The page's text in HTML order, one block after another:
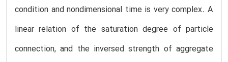
condition and nondimensional time is very complex. A
linear relation of the saturation degree of particle
connection, and the inversed strength of aggregate